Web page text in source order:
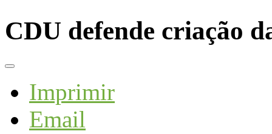
CDU defende criação
Imprimir
Email